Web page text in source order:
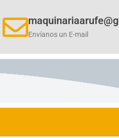
Envíanos un E-mail